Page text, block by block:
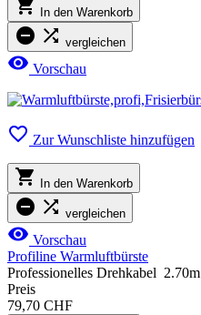
 In den Warenkorb
  vergleichen
 Vorschau
 Zur Wunschliste hinzufügen
 In den Warenkorb
  vergleichen
 Vorschau
Profiline Warmluftbürste
Professionelles Drehkabel 2.70m
Preis
79,70 CHF